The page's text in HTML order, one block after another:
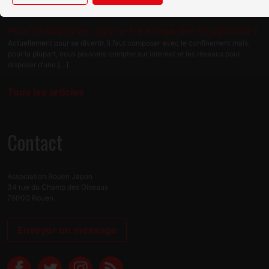
modalités […]
Tous les articles
Envoyer un message